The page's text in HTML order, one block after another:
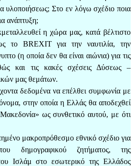
υλοποιήσεως; Στο εν λόγω σχέδιο ποια
ανάπτυξη;
η χώρα μας, κατά βέλτιστο
το BREXIT για την ναυτιλία, την
(η οποία δεν θα είναι αιώνια) για τις
και τις κακές σχέσεις Δύσεως –
μας θεμάτων.
δεδομένα να επέλθει συμφωνία με
στην οποία η Ελλάς θα αποδεχθεί
ως συνθετικό αυτού, με ότι
μακροπρόθεσμο εθνικό σχέδιο για
δημογραφικού ζητήματος, της
Ισλάμ στο εσωτερικό της Ελλάδος